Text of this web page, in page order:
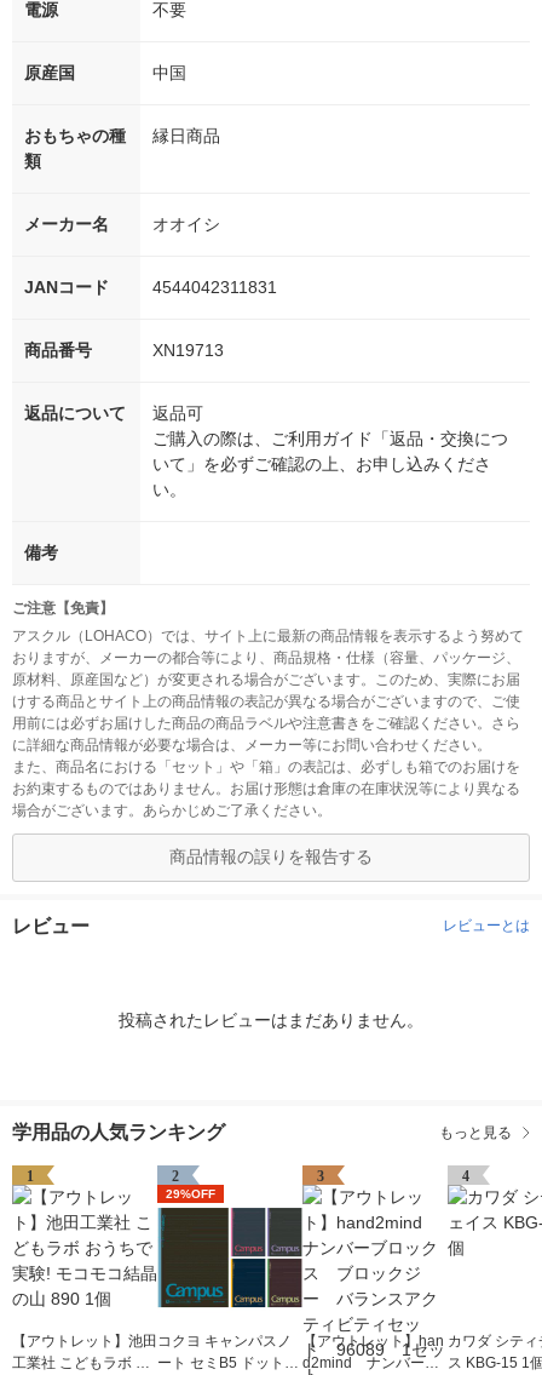
電源 不要
原産国 中国
おもちゃの種
類
縁日商品
メーカー名 オオイシ
JANコード 4544042311831
商品番号 XN19713
返品について
返品可
ご購入の際は、ご利用ガイド「返品・交換につ
いて」を必ずご確認の上、お申し込みくださ
い。
備考
ご注意【免責】
アスクル（LOHACO）では、サイト上に最新の商品情報を表示するよう努めて
おりますが、メーカーの都合等により、商品規格・仕様（容量、パッケージ、
原材料、原産国など）が変更される場合がございます。このため、実際にお届
けする商品とサイト上の商品情報の表記が異なる場合がございますので、ご使
用前には必ずお届けした商品の商品ラベルや注意書きをご確認ください。さら
に詳細な商品情報が必要な場合は、メーカー等にお問い合わせください。
また、商品名における「セット」や「箱」の表記は、必ずしも箱でのお届けを
お約束するものではありません。お届け形態は倉庫の在庫状況等により異なる
場合がございます。あらかじめご了承ください。
商品情報の誤りを報告する
レビュー レビューとは
投稿されたレビューはまだありません。
学用品の人気ランキング もっと見る
1
【アウトレット】池田
工業社 こどもラボ お
2
29%OFF
コクヨ キャンパスノ
ート セミB5 ドット入
3
【アウトレット】han
d2mind ナンバーブ
4
カワダ シテ
ス KBG-15 1